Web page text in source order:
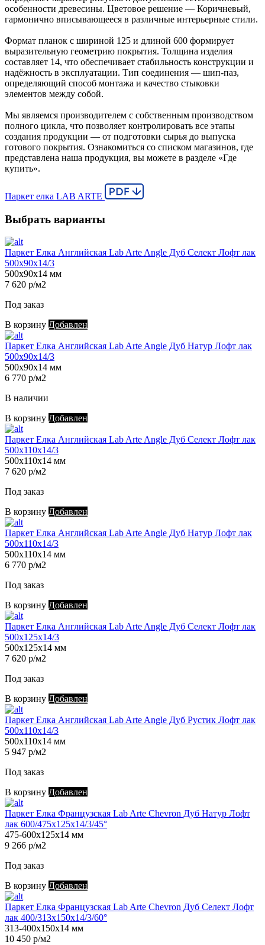
особенности древесины. Цветовое решение — Коричневый,
гармонично вписывающееся в различные интерьерные стили.
Формат планок с шириной 125 и длиной 600 формирует
выразительную геометрию покрытия. Толщина изделия
составляет 14, что обеспечивает стабильность конструкции и
надёжность в эксплуатации. Тип соединения — шип-паз,
определяющий способ монтажа и качество стыковки
элементов между собой.
Мы являемся производителем с собственным производством
полного цикла, что позволяет контролировать все этапы
создания продукции — от подготовки сырья до выпуска
готового покрытия. Ознакомиться со списком магазинов, где
представлена наша продукция, вы можете в разделе «Где
купить».
Паркет елка LAB ARTE
Выбрать варианты
Паркет Елка Английская Lab Arte Angle Дуб Селект Лофт лак
500х90х14/3
500х90х14 мм
7 620 р/м2
Под заказ
В корзину Добавлен
Паркет Елка Английская Lab Arte Angle Дуб Натур Лофт лак
500х90х14/3
500х90х14 мм
6 770 р/м2
В наличии
В корзину Добавлен
Паркет Елка Английская Lab Arte Angle Дуб Селект Лофт лак
500х110х14/3
500х110х14 мм
7 620 р/м2
Под заказ
В корзину Добавлен
Паркет Елка Английская Lab Arte Angle Дуб Натур Лофт лак
500х110х14/3
500х110х14 мм
6 770 р/м2
Под заказ
В корзину Добавлен
Паркет Елка Английская Lab Arte Angle Дуб Селект Лофт лак
500х125х14/3
500х125х14 мм
7 620 р/м2
Под заказ
В корзину Добавлен
Паркет Елка Английская Lab Arte Angle Дуб Рустик Лофт лак
500х110х14/3
500х110х14 мм
5 947 р/м2
Под заказ
В корзину Добавлен
Паркет Елка Французская Lab Arte Chevron Дуб Натур Лофт
лак 600/475х125х14/3/45°
475-600х125х14 мм
9 266 р/м2
Под заказ
В корзину Добавлен
Паркет Елка Французская Lab Arte Chevron Дуб Селект Лофт
лак 400/313х150х14/3/60°
313-400х150х14 мм
10 450 р/м2